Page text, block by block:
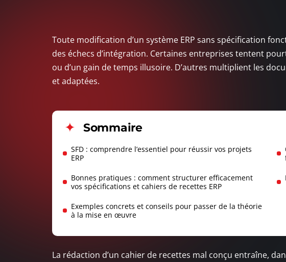
Toute modification d’un système ERP sans spécification
des échecs d’intégration. Certaines entreprises tentent
ou d’un gain de temps illusoire. D’autres multiplient les
et adaptées.
Sommaire
SFD : comprendre l’essentiel pour réussir vos projets
ERP
Bonnes pratiques : comment structurer efficacement
vos spécifications et cahiers de recettes ERP
Exemples concrets et conseils pour passer de la théorie
à la mise en œuvre
La rédaction d’un cahier de recettes mal conçu entraîne,